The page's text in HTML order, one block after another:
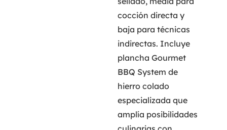
cocción directa y
baja para técnicas
indirectas. Incluye
plancha Gourmet
BBQ System de
hierro colado
especializada que
amplía posibilidades